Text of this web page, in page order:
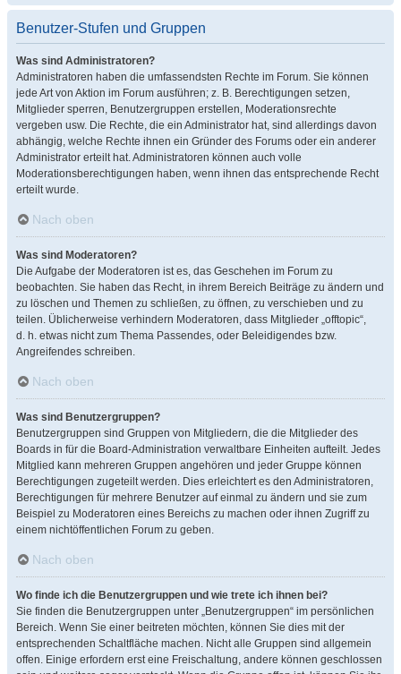
Benutzer-Stufen und Gruppen
Was sind Administratoren?
Administratoren haben die umfassendsten Rechte im Forum. Sie können
jede Art von Aktion im Forum ausführen; z. B. Berechtigungen setzen,
Mitglieder sperren, Benutzergruppen erstellen, Moderationsrechte
vergeben usw. Die Rechte, die ein Administrator hat, sind allerdings davon
abhängig, welche Rechte ihnen ein Gründer des Forums oder ein anderer
Administrator erteilt hat. Administratoren können auch volle
Moderationsberechtigungen haben, wenn ihnen das entsprechende Recht
erteilt wurde.
Nach oben
Was sind Moderatoren?
Die Aufgabe der Moderatoren ist es, das Geschehen im Forum zu
beobachten. Sie haben das Recht, in ihrem Bereich Beiträge zu ändern und
zu löschen und Themen zu schließen, zu öffnen, zu verschieben und zu
teilen. Üblicherweise verhindern Moderatoren, dass Mitglieder „offtopic“,
d. h. etwas nicht zum Thema Passendes, oder Beleidigendes bzw.
Angreifendes schreiben.
Nach oben
Was sind Benutzergruppen?
Benutzergruppen sind Gruppen von Mitgliedern, die die Mitglieder des
Boards in für die Board-Administration verwaltbare Einheiten aufteilt. Jedes
Mitglied kann mehreren Gruppen angehören und jeder Gruppe können
Berechtigungen zugeteilt werden. Dies erleichtert es den Administratoren,
Berechtigungen für mehrere Benutzer auf einmal zu ändern und sie zum
Beispiel zu Moderatoren eines Bereichs zu machen oder ihnen Zugriff zu
einem nichtöffentlichen Forum zu geben.
Nach oben
Wo finde ich die Benutzergruppen und wie trete ich ihnen bei?
Sie finden die Benutzergruppen unter „Benutzergruppen“ im persönlichen
Bereich. Wenn Sie einer beitreten möchten, können Sie dies mit der
entsprechenden Schaltfläche machen. Nicht alle Gruppen sind allgemein
offen. Einige erfordern erst eine Freischaltung, andere können geschlossen